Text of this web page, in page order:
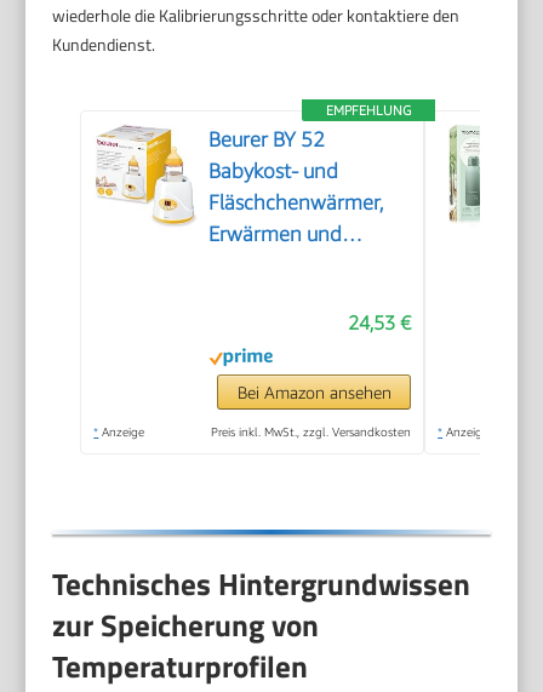
wiederhole die Kalibrierungsschritte oder kontaktiere den
Kundendienst.
EMPFEHLUNG
Beurer BY 52
Babykost- und
Fläschchenwärmer,
Erwärmen und
Minuten Aufwärmzeit,
digitale
Temperaturanzeige,
passend für alle
24,53 €
Bei Amazon ansehen
* Anzeige Preis inkl. MwSt., zzgl. Versandkosten * Anzeige
Technisches Hintergrundwissen
zur Speicherung von
Temperaturprofilen